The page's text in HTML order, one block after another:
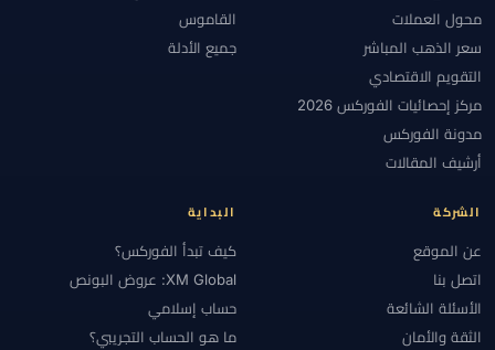
محول العملات
سعر الذهب المباشر
التقويم الاقتصادي
مركز إحصائيات الفوركس 2026
مدونة الفوركس
أرشيف المقالات
القاموس
جميع الأدلة
الشركة
عن الموقع
اتصل بنا
الأسئلة الشائعة
الثقة والأمان
البداية
كيف تبدأ الفوركس؟
XM Global: عروض البونص
حساب إسلامي
ما هو الحساب التجريبي؟